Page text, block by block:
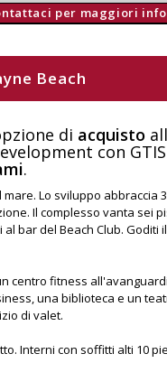
per maggiori
Beach
di acquisto
con
.
Lo sviluppo abbraccia
Il complesso vanta sei
bar del Beach Club. Goditi
centro fitness
una biblioteca e un
di valet.
Interni con soffitti alti 10